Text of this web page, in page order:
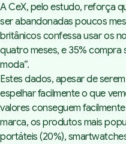
ACeX, pelo estudo, reforça
ser abandonadas poucos
britânicos confessa usar os
quatro meses, e 35% compra
moda”.
Estes dados, apesar de
espelhar facilmente o que
valores conseguem
marca, os produtos mais
portáteis (20%),